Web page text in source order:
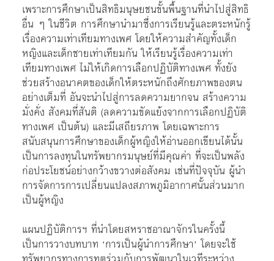
เพราะการศึกษาเป็นสิทธิมนุษยชนขั้นพื้นฐานที่นำไปสู่สิทธิ
อื่น ๆ ในชีวิต การศึกษานำมาซึ่งการเรียนรู้และตระหนักรู้
เรื่องความเท่าเทียมทางเพศ โดยให้ความสำคัญทั้งเด็ก
หญิงและเด็กชายเท่าเทียมกัน ให้เรียนรู้เรื่องความเท่า
เทียมทางเพศ ไม่ให้เกิดการเลือกปฏิบัติทางเพศ ทั้งยัง
ช่วยสร้างอนาคตของเด็กให้ตระหนักถึงศักยภาพของตน
อย่างเต็มที่ อันจะนำไปสู่การลดความยากจน สร้างความ
มั่งคั่ง สังคมที่สันติ (ลดความขัดแย้งจากการเลือกปฏิบัติ
ทางเพศ เป็นต้น) และมีเสถียรภาพ โดยเฉพาะการ
สนับสนุนการศึกษาของเด็กผู้หญิงให้อ่านออกเขียนได้นั้น
เป็นการลงทุนในทรัพยากรมนุษย์ที่มีคุณค่า ที่จะเป็นพลัง
ก่อประโยชน์อย่างกว้างขวางต่อสังคม เช่นที่ปัจจุบัน ผู้นำ
การจัดการการเปลี่ยนแปลงสภาพภูมิอากาศนั้นส่วนมาก
เป็นผู้หญิง
แผนปฏิบัติการฯ ที่นำโดยสหราชอาณาจักรในครั้งนี้
เป็นการวางบทบาท ‘การเป็นผู้นำการศึกษา’ โดยจะใช้